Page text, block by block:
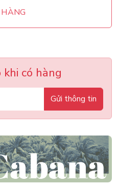
có hàng
Gửi thông tin